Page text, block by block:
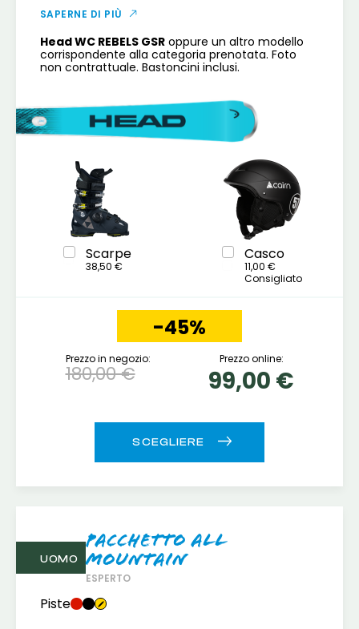
SAPERNE DI PIÙ
Head WC REBELS GSR oppure un altro modello
corrispondente alla categoria prenotata. Foto
non contrattuale. Bastoncini inclusi.
Scarpe
38,50 €
Casco
11,00 €
Consigliato
-45%
Prezzo in negozio:
180,00 €
Prezzo online:
99,00 €
UOMO
Pacchetto All
mountain
ESPERTO
Piste